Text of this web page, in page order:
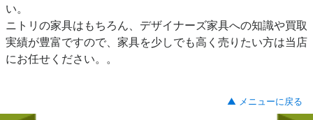
い。
ニトリの家具はもちろん、デザイナーズ家具への知識や買取
実績が豊富ですので、家具を少しでも高く売りたい方は当店
にお任せください。。
▲ メニューに戻る